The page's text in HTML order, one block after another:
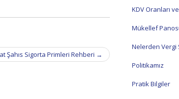
Şahıs Sigorta Primleri Rehberi →
KDV Oranları
Mükellef
Nelerden Vergi
Politikamız
Pratik Bilgiler